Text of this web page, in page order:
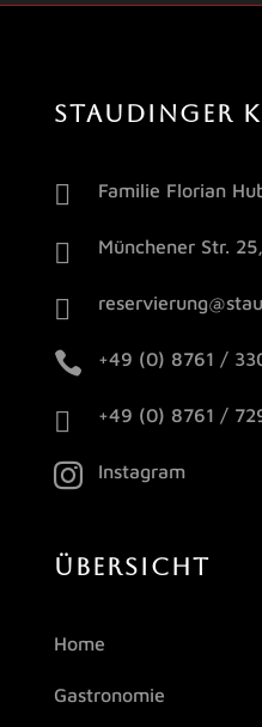
STAUDINGER
 Familie Florian
 Münchener Str.

 +49 (0) 8761 /
 +49 (0) 8761 /
 Instagram
ÜBERSICHT
Home
Gastronomie